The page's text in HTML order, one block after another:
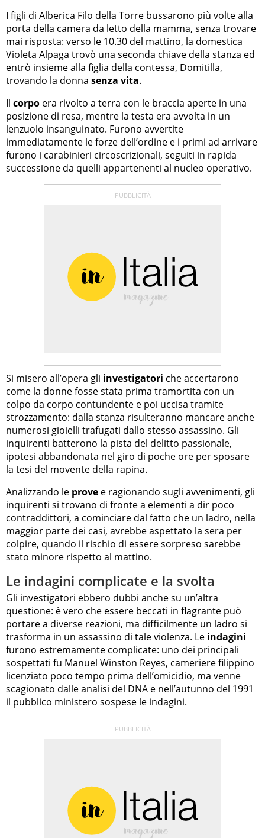
I figli di Alberica Filo della Torre bussarono più volte alla
porta della camera da letto della mamma, senza trovare
mai risposta: verso le 10.30 del mattino, la domestica
Violeta Alpaga trovò una seconda chiave della stanza ed
entrò insieme alla figlia della contessa, Domitilla,
trovando la donna senza vita.
Il corpo era rivolto a terra con le braccia aperte in una
posizione di resa, mentre la testa era avvolta in un
lenzuolo insanguinato. Furono avvertite
immediatamente le forze dell’ordine e i primi ad arrivare
furono i carabinieri circoscrizionali, seguiti in rapida
successione da quelli appartenenti al nucleo operativo.
Si misero all’opera gli investigatori che accertarono
come la donne fosse stata prima tramortita con un
colpo da corpo contundente e poi uccisa tramite
strozzamento: dalla stanza risulteranno mancare anche
numerosi gioielli trafugati dallo stesso assassino. Gli
inquirenti batterono la pista del delitto passionale,
ipotesi abbandonata nel giro di poche ore per sposare
la tesi del movente della rapina.
Analizzando le prove e ragionando sugli avvenimenti, gli
inquirenti si trovano di fronte a elementi a dir poco
contraddittori, a cominciare dal fatto che un ladro, nella
maggior parte dei casi, avrebbe aspettato la sera per
colpire, quando il rischio di essere sorpreso sarebbe
stato minore rispetto al mattino.
Le indagini complicate e la svolta
Gli investigatori ebbero dubbi anche su un’altra
questione: è vero che essere beccati in flagrante può
portare a diverse reazioni, ma difficilmente un ladro si
trasforma in un assassino di tale violenza. Le indagini
furono estremamente complicate: uno dei principali
sospettati fu Manuel Winston Reyes, cameriere filippino
licenziato poco tempo prima dell’omicidio, ma venne
scagionato dalle analisi del DNA e nell’autunno del 1991
il pubblico ministero sospese le indagini.